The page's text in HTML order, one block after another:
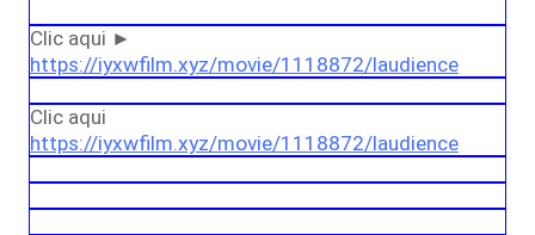
Clic aqui ►
https://iyxwfilm.xyz/movie/1118872/laudience
Clic aqui
https://iyxwfilm.xyz/movie/1118872/laudience